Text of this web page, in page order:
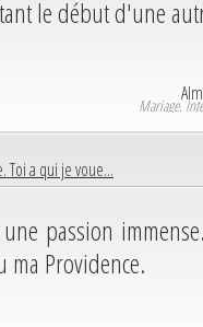
le début d'une
Mariage.
Toi a qui je voue...
passion
ma Providence.